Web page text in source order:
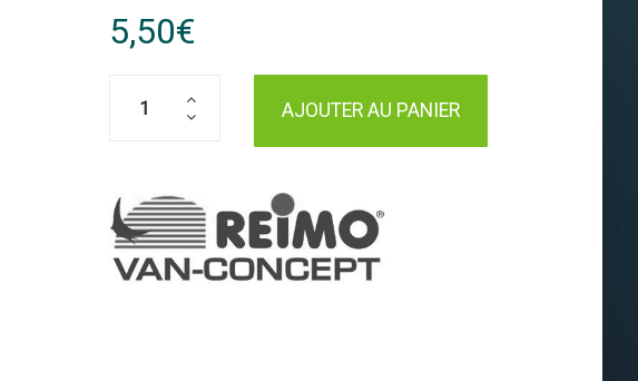
5,50€
AJOUTER AU PANIER